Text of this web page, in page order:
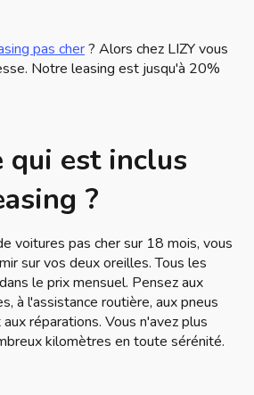
pas cher? Alors chez LIZY vous
Notre leasing est jusqu'à 20%
qui est inclus
?
voitures pas cher sur 18 mois, vous
sur vos deux oreilles. Tous les
le prix mensuel. Pensez aux
à l'assistance routière, aux pneus
réparations. Vous n'avez plus
kilomètres en toute sérénité.